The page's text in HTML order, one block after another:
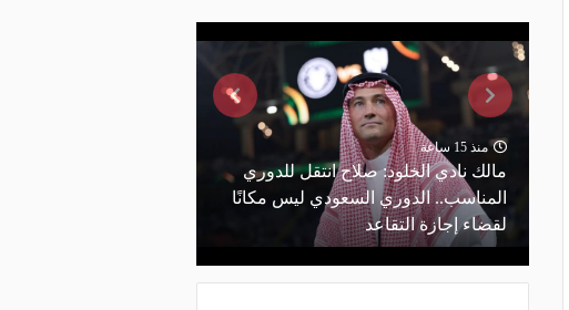
منذ 15 ساعة
مالك نادي الخلود: صلاح انتقل للدوري
المناسب.. الدوري السعودي ليس مكانًا
لقضاء إجازة التقاعد